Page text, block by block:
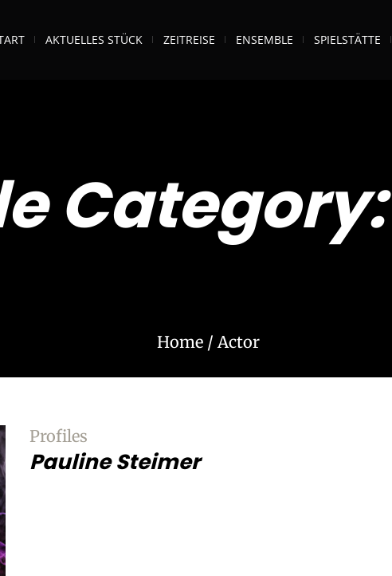
AKTUELLES STÜCK ZEITREISE ENSEMBLE SPIELSTÄTTE
Category:
Home /Actor
Profiles
Pauline Steimer